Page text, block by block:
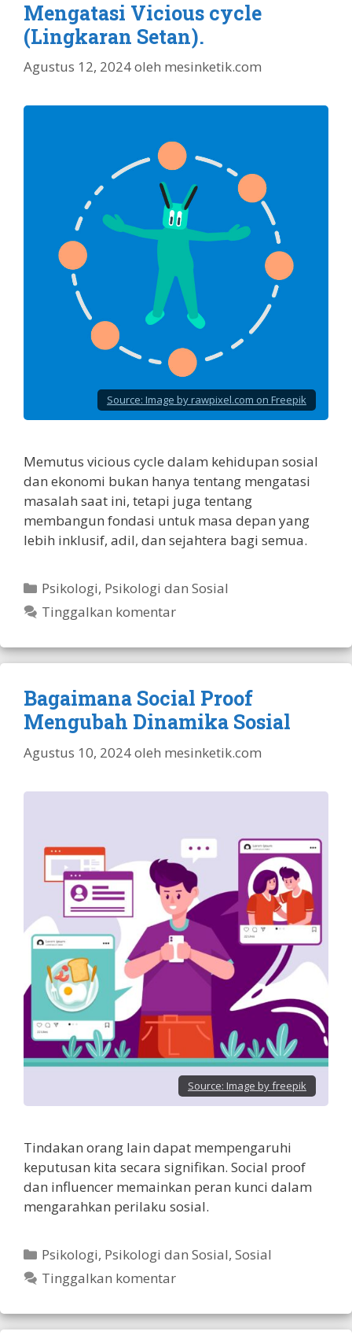
Mengatasi Vicious cycle
(Lingkaran Setan).
Agustus 12, 2024oleh mesinketik.com
Source: Image by rawpixel.com on Freepik
Memutus vicious cycle dalam kehidupan sosial
dan ekonomi bukan hanya tentang mengatasi
masalah saat ini, tetapi juga tentang
membangun fondasi untuk masa depan yang
lebih inklusif, adil, dan sejahtera bagi semua.
Kategori
Psikologi, Psikologi dan Sosial
Tinggalkan komentar
Bagaimana Social Proof
Mengubah Dinamika Sosial
Agustus 10, 2024oleh mesinketik.com
Source: Image by freepik
Tindakan orang lain dapat mempengaruhi
keputusan kita secara signifikan. Social proof
dan influencer memainkan peran kunci dalam
mengarahkan perilaku sosial.
Kategori
Psikologi, Psikologi dan Sosial,Sosial
Tinggalkan komentar